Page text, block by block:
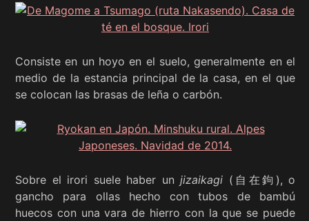
Consiste en un hoyo en el suelo, generalmente en el
medio de la estancia principal de la casa, en el que
se colocan las brasas de leña o carbón.
Sobre el irori suele haber un jizaikagi (自在鉤), o
gancho para ollas hecho con tubos de bambú
huecos con una vara de hierro con la que se puede